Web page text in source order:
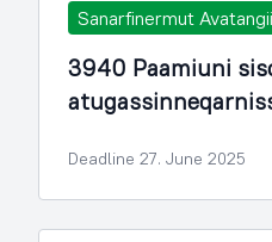
Sanarfinermut
3940 Paamiuni
Deadline 27. June 2025